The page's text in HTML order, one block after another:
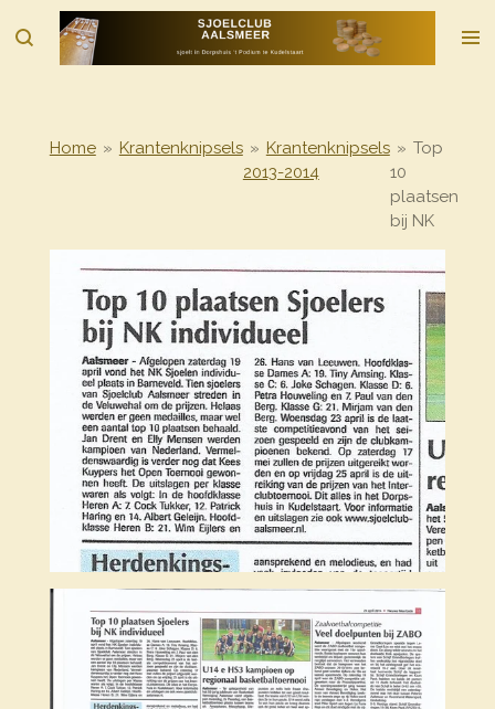
direct
Home » Krantenknipsels » Krantenknipsels
2013-2014
» Top
10
plaatsen
bij NK